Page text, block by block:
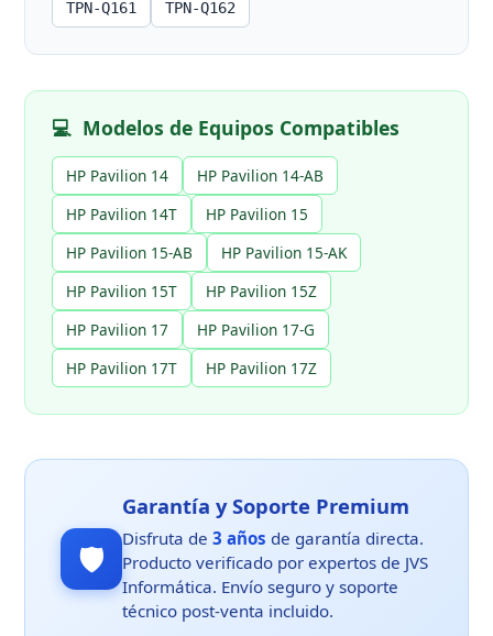
TPN-Q161 TPN-Q162
💻 Modelos de Equipos Compatibles
HP Pavilion 14
HP Pavilion 14-AB
HP Pavilion 14T
HP Pavilion 15
HP Pavilion 15-AB
HP Pavilion 15-AK
HP Pavilion 15T
HP Pavilion 15Z
HP Pavilion 17
HP Pavilion 17-G
HP Pavilion 17T
HP Pavilion 17Z
🛡️
Garantía y Soporte Premium
Disfruta de3 años de garantía directa.
Producto verificado por expertos de JVS
Informática. Envío seguro y soporte
técnico post-venta incluido.